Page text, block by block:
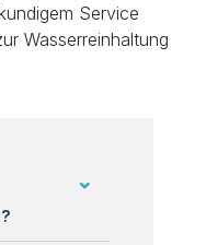
Service
Wasserreinhaltung